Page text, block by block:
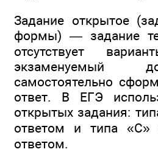
Задание открытое
формы) — задание
отсутствует
экзаменуемый
самостоятельно
ответ. В ЕГЭ
открытых задания:
ответом и типа «С»
ответом.